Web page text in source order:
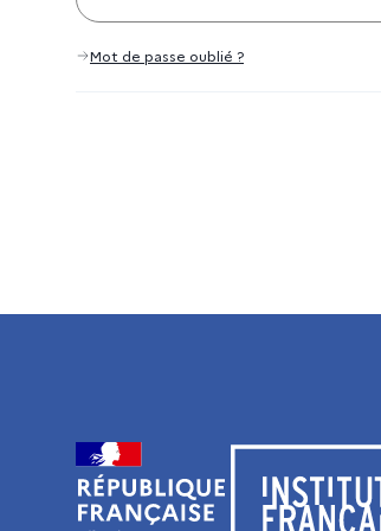
Mot de passe oublié ?
Visiter le site de